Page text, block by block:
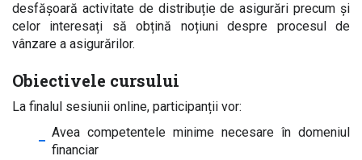
desfășoară activitate de distribuție de asigurări precum şi
celor interesați să obțină noțiuni despre procesul de
vânzare a asigurărilor.
Obiectivele cursului
La finalul sesiunii online, participanții vor:
Avea competentele minime necesare în domeniul
financiar